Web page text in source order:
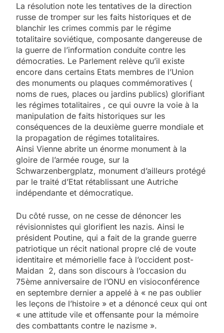
La résolution note les tentatives de la direction
russe de tromper sur les faits historiques et de
blanchir les crimes commis par le régime
totalitaire soviétique, composante dangereuse de
la guerre de l’information conduite contre les
démocraties. Le Parlement relève qu’il existe
encore dans certains Etats membres de l’Union
des monuments ou plaques commémoratives (
noms de rues, places ou jardins publics) glorifiant
les régimes totalitaires , ce qui ouvre la voie à la
manipulation de faits historiques sur les
conséquences de la deuxième guerre mondiale et
la propagation de régimes totalitaires.
Ainsi Vienne abrite un énorme monument à la
gloire de l’armée rouge, sur la
Schwarzenbergplatz, monument d’ailleurs protégé
par le traité d’Etat rétablissant une Autriche
indépendante et démocratique.
Du côté russe, on ne cesse de dénoncer les
révisionnistes qui glorifient les nazis. Ainsi le
président Poutine, qui a fait de la grande guerre
patriotique un récit national propre clé de voute
identitaire et mémorielle face à l’occident post-
Maidan 2, dans son discours à l’occasion du
75ème anniversaire de l’ONU en visioconférence
en septembre dernier a appelé à « ne pas oublier
les leçons de l’histoire » et a dénoncé ceux qui ont
« une attitude vile et offensante pour la mémoire
des combattants contre le nazisme ».